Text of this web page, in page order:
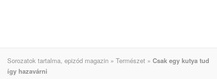
Sorozatok tartalma, epizód magazin » Természet » Csak egy kutya tud
így hazavárni